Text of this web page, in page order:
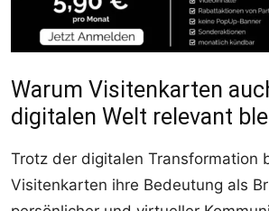
Warum Visitenkarten
digitalen Welt relevant
Trotz der digitalen Transformation
Visitenkarten ihre Bedeutung als